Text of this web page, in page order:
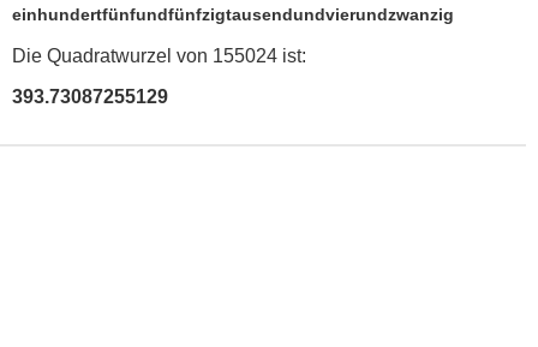
einhundertfünfundfünfzigtausendundvierundzwanzig
Die Quadratwurzel von 155024 ist:
393.73087255129